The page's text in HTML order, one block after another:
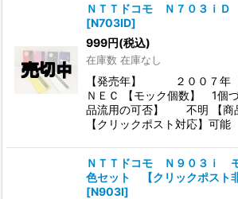
ＮＴＴドコモ Ｎ７０３ｉ
[N703ID]
999円(税込)
在庫数 在庫なし
【発売年】 ２００７年
ＮＥＣ 【モック個数】 1個
品流用の可否】 不明 【商
【クリックポスト対応】可能
ＮＴＴドコモ Ｎ９０３ｉ
色セット 【クリックポスト
[N903I]